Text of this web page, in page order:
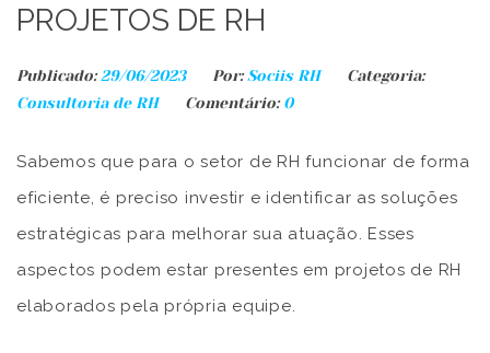
PROJETOS DE RH
Publicado: 29/06/2023 Por: Sociis RH
Categoria:
Consultoria de RH
Comentário:0
Sabemos que para o setor de RH funcionar de forma
eficiente, é preciso investir e identificar as soluções
estratégicas para melhorar sua atuação. Esses
aspectos podem estar presentes em projetos de RH
elaborados pela própria equipe.